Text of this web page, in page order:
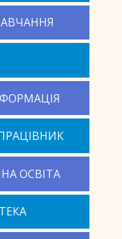
ОСВІТА